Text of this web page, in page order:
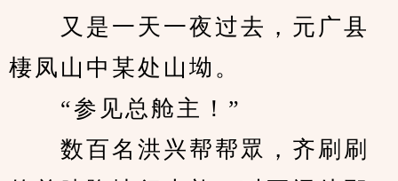
又是一天一夜过去，元广县
棲凤山中某处山坳。
“参见总舱主！”
数百名洪兴帮帮眾，齐刷刷